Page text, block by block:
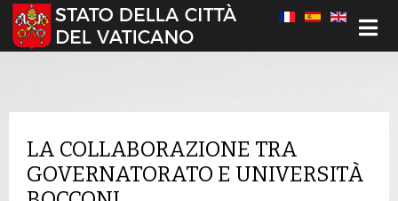
Seleziona la tua lingua
LA COLLABORAZIONE TRA
GOVERNATORATO E UNIVERSITÀ